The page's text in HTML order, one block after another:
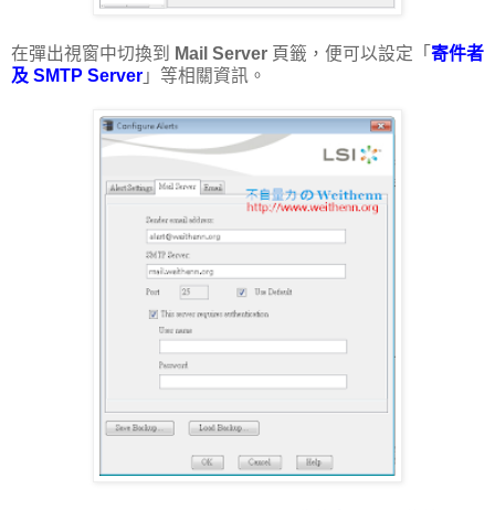
在彈出視窗中切換到 Mail Server 頁籤，便可以設定「 寄件者
及 SMTP Server 」等相關資訊。